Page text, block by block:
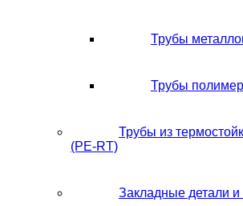
Трубы
Трубы
Трубы из
(PE-RT)
Закладные детали